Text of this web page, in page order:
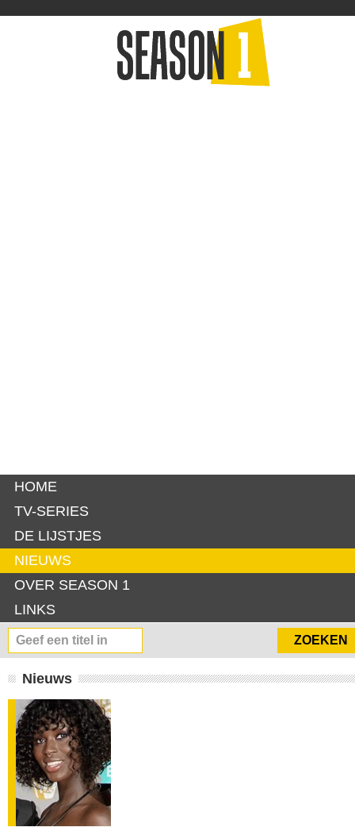
HOME
TV-SERIES
DE LIJSTJES
NIEUWS
OVER SEASON 1
LINKS
Nieuws